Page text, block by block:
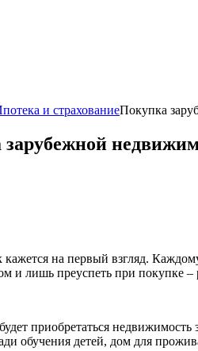
и страхованиеПокупка
на первый взгляд.
и лишь преуспеть при покупке –
приобретаться
обучения детей, дом для